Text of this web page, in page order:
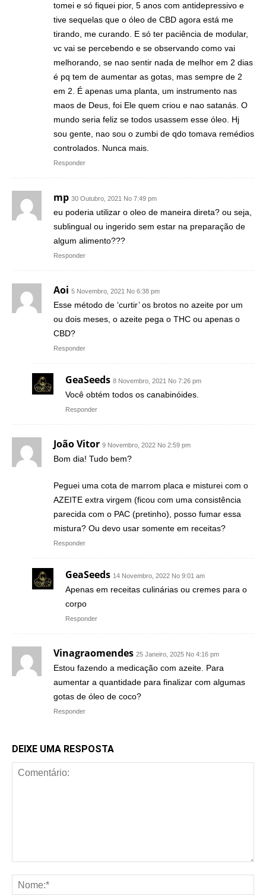
tomei e só fiquei pior, 5 anos com antidepressivo e
tive sequelas que o óleo de CBD agora está me
tirando, me curando. E só ter paciência de modular,
vc vai se percebendo e se observando como vai
melhorando, se nao sentir nada de melhor em 2 dias
é pq tem de aumentar as gotas, mas sempre de 2
em 2. É apenas uma planta, um instrumento nas
maos de Deus, foi Ele quem criou e nao satanás. O
mundo seria feliz se todos usassem esse óleo. Hj
sou gente, nao sou o zumbi de qdo tomava remédios
controlados. Nunca mais.
Responder
mp 30 Outubro, 2021 No 7:49 pm
eu poderia utilizar o oleo de maneira direta? ou seja,
sublingual ou ingerido sem estar na preparação de
algum alimento???
Responder
Aoi 5 Novembro, 2021 No 6:38 pm
Esse método de ‘curtir’ os brotos no azeite por um
ou dois meses, o azeite pega o THC ou apenas o
CBD?
Responder
GeaSeeds 8 Novembro, 2021 No 7:26 pm
Você obtém todos os canabinóides.
Responder
João Vitor 9 Novembro, 2022 No 2:59 pm
Bom dia! Tudo bem?
Peguei uma cota de marrom placa e misturei com o
AZEITE extra virgem (ficou com uma consistência
parecida com o PAC (pretinho), posso fumar essa
mistura? Ou devo usar somente em receitas?
Responder
GeaSeeds 14 Novembro, 2022 No 9:01 am
Apenas em receitas culinárias ou cremes para o
corpo
Responder
Vinagraomendes 25 Janeiro, 2025 No 4:16 pm
Estou fazendo a medicação com azeite. Para
aumentar a quantidade para finalizar com algumas
gotas de óleo de coco?
Responder
DEIXE UMA RESPOSTA